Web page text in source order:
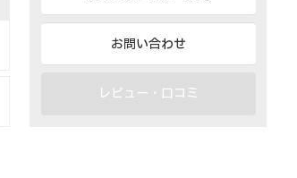
お問い合わせ
レビュー・口コミ